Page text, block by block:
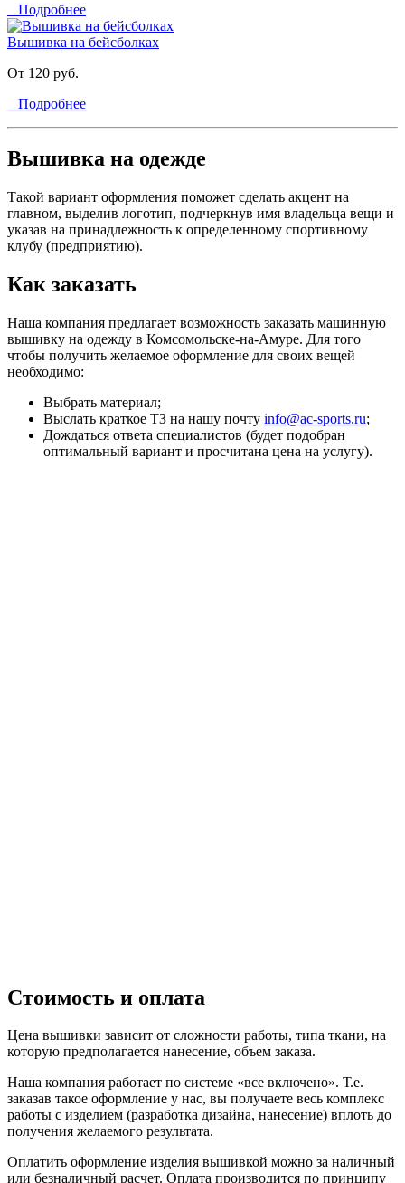
Подробнее
Вышивка на бейсболках
От 120 руб.
Подробнее
Вышивка на одежде
Такой вариант оформления поможет сделать акцент на
главном, выделив логотип, подчеркнув имя владельца вещи и
указав на принадлежность к определенному спортивному
клубу (предприятию).
Как заказать
Наша компания предлагает возможность заказать машинную
вышивку на одежду в Комсомольске-на-Амуре. Для того
чтобы получить желаемое оформление для своих вещей
необходимо:
Выбрать материал;
Выслать краткое ТЗ на нашу почту info@ac-sports.ru;
Дождаться ответа специалистов (будет подобран
оптимальный вариант и просчитана цена на услугу).
Стоимость и оплата
Цена вышивки зависит от сложности работы, типа ткани, на
которую предполагается нанесение, объем заказа.
Наша компания работает по системе «все включено». Т.е.
заказав такое оформление у нас, вы получаете весь комплекс
работы с изделием (разработка дизайна, нанесение) вплоть до
получения желаемого результата.
Оплатить оформление изделия вышивкой можно за наличный
или безналичный расчет. Оплата производится по принципу